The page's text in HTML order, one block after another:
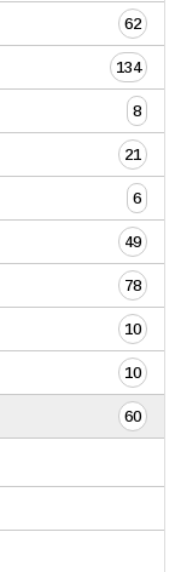
62
134
8
21
6
49
78
10
10
60